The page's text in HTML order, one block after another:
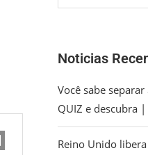
Noticias
Você sabe
QUIZ e descubra |
Reino Unido